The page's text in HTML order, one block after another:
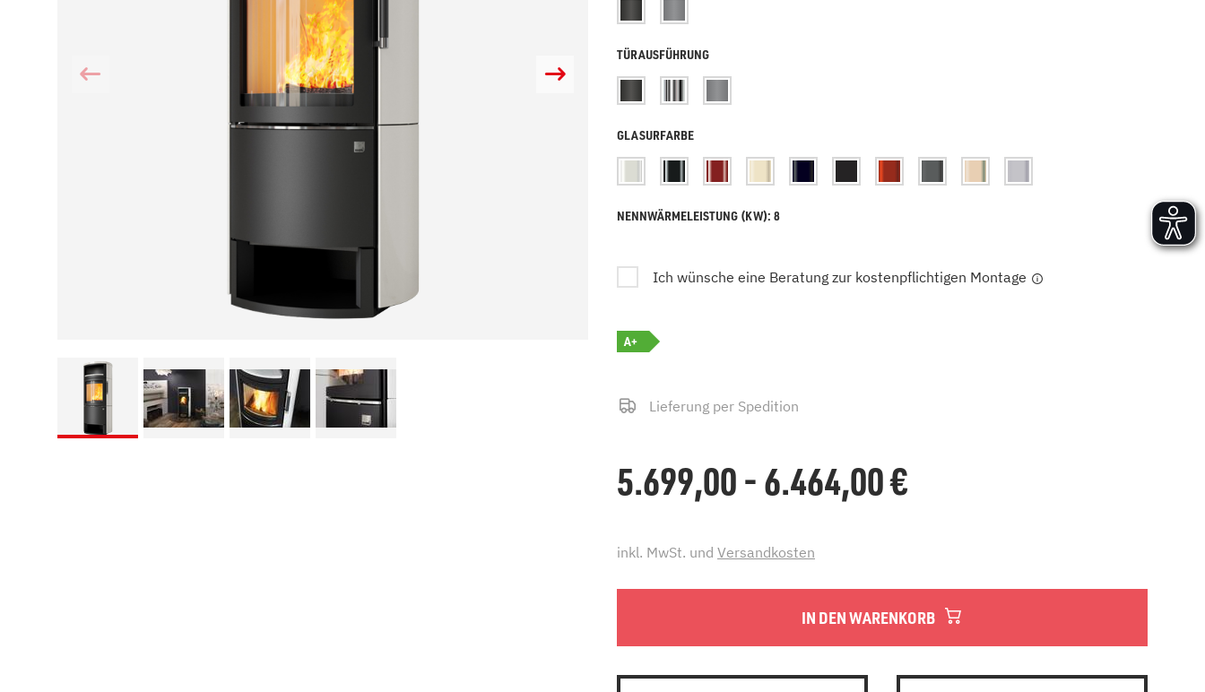
Kamin und Rauchmelder
Pelletofen im Wohnzimmer
Alternativen zu Öl und Gas
Wärmepumpe mit Kamin
Holzvergaserkessel
Heizen mit Pellets
E bis G
O bis S
T bis Z
TÜRAUSFÜHRUNG
GLASURFARBE
NENNWÄRMELEISTUNG (KW): 8
Ich wünsche eine Beratung zur kostenpflichtigen Montage
A+
Lieferung per Spedition
5.699,00 - 6.464,00€
inkl. MwSt. und Versandkosten
IN DEN WARENKORB